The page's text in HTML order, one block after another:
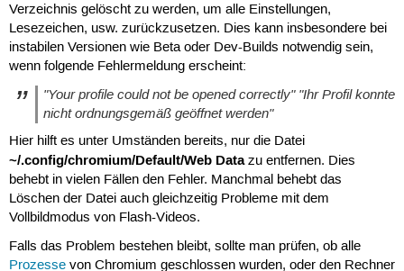
Verzeichnis gelöscht zu werden, um alle Einstellungen,
Lesezeichen, usw. zurückzusetzen. Dies kann insbesondere bei
instabilen Versionen wie Beta oder Dev-Builds notwendig sein,
wenn folgende Fehlermeldung erscheint:
"Your profile could not be opened correctly" "Ihr Profil konnte
nicht ordnungsgemäß geöffnet werden"
Hier hilft es unter Umständen bereits, nur die Datei
~/.config/chromium/Default/Web Datazu entfernen. Dies
behebt in vielen Fällen den Fehler. Manchmal behebt das
Löschen der Datei auch gleichzeitig Probleme mit dem
Vollbildmodus von Flash-Videos.
Falls das Problem bestehen bleibt, sollte man prüfen, ob alle
Prozessevon Chromium geschlossen wurden, oder den Rechner